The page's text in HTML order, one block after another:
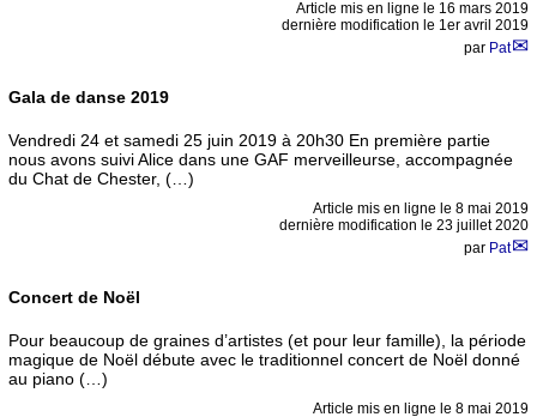
Article mis en ligne le 16 mars 2019
dernière modification le 1er avril 2019
par Pat
Gala de danse 2019
Vendredi 24 et samedi 25 juin 2019 à 20h30 En première partie
nous avons suivi Alice dans une GAF merveilleurse, accompagnée
du Chat de Chester, (…)
Article mis en ligne le 8 mai 2019
dernière modification le 23 juillet 2020
par Pat
Concert de Noël
Pour beaucoup de graines d’artistes (et pour leur famille), la période
magique de Noël débute avec le traditionnel concert de Noël donné
au piano (…)
Article mis en ligne le 8 mai 2019